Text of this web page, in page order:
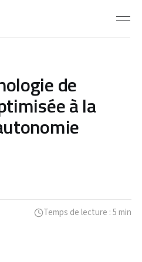
de
à la
Temps de lecture : 5 min